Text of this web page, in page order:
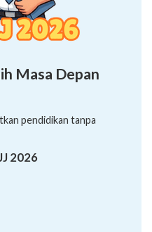
Masa Depan
pendidikan tanpa
2026